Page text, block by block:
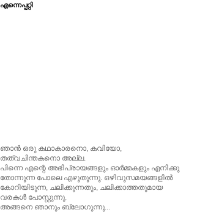
എന്നെപ്പറ്റി
ഞാന്‍ ഒരു കഥാകാരനൊ, കവിയോ,
തത്വചിന്തകനൊ അല്ല.
പിന്നെ എന്റെ അഭിപ്രായങ്ങളും ഓര്‍മ്മകളും എനിക്കു
തോന്നുന്ന പോലെ എഴുതുന്നു. ഒഴിവുസമയങ്ങളില്‍
കോറിയിടുന്ന, ചലിക്കുന്നതും, ചലിക്കാത്തതുമായ
വരകള്‍ പോസ്റ്റുന്നു.
അങ്ങനെ ഞാനും ബ്ലോഗുന്നു...